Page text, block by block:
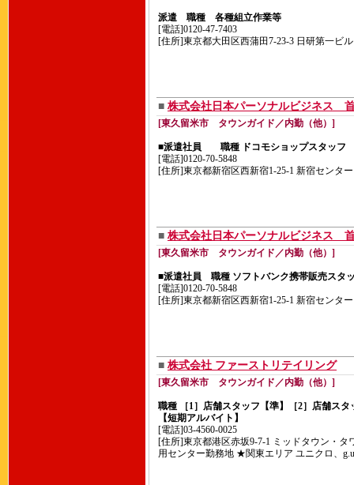
派遣 職種 各種組立作業等
[電話]0120-47-7403
[住所]東京都大田区西蒲田7-23-3 日研第一ビル
■ 株式会社日本パーソナルビジネス
[東久留米市 タウンガイド／内勤（他）]
■派遣社員 職種 ドコモショップスタッフ
[電話]0120-70-5848
[住所]東京都新宿区西新宿1-25-1 新宿センタ
■ 株式会社日本パーソナルビジネス
[東久留米市 タウンガイド／内勤（他）]
■派遣社員 職種 ソフトバンク携帯販売スタ
[電話]0120-70-5848
[住所]東京都新宿区西新宿1-25-1 新宿センタ
■ 株式会社 ファーストリテイリング
[東久留米市 タウンガイド／内勤（他）]
職種 ［1］店舗スタッフ【準】［2］店舗ス
【短期アルバイト】
[電話]03-4560-0025
[住所]東京都港区赤坂9-7-1 ミッドタウン・
用センター勤務地 ★関東エリア ユニクロ、